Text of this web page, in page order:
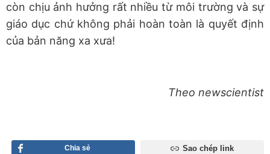
còn chịu ảnh hưởng rất nhiều từ môi trường và sự
giáo dục chứ không phải hoàn toàn là quyết định
của bản năng xa xưa!
Theo newscientist
Chia sẻ Sao chép link